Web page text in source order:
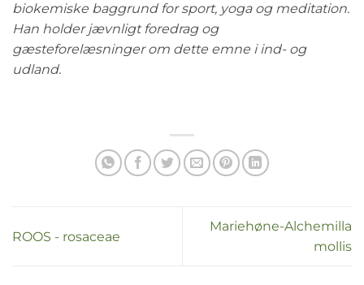
biokemiske baggrund for sport, yoga og meditation.
Han holder jævnligt foredrag og
gæsteforelæsninger om dette emne i ind- og
udland.
ROOS - rosaceae
Mariehøne-Alchemilla
mollis